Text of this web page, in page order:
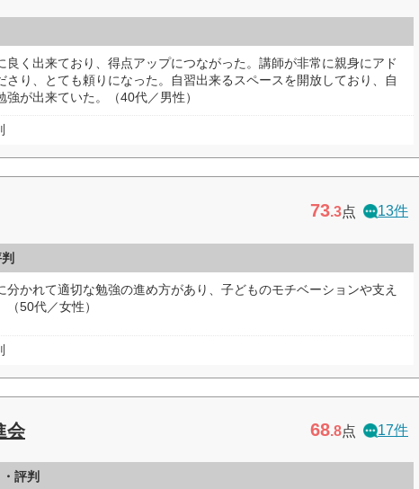
良く出来ており、得点アップにつながった。講師が非常に親身にアド
さり、とても頼りになった。自習出来るスペースを開放しており、自
強が出来ていた。（40代／男性）
73.3点 13件
分かれて適切な勉強の進め方があり、子どものモチベーションや支え
50代／女性）
会 68.8点 17件
評判